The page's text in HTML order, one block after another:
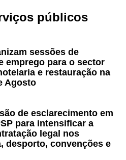
públicos
sessões de
emprego para o sector
e restauração na
Agosto
de esclarecimento em
para intensificar a
legal nos
desporto, convenções e